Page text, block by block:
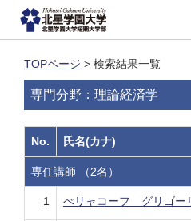
TOPページ > 検索結果一覧
専門分野：理論経済学
No. 氏名(カナ)
専任講師 （2名）
1 べリャコーフ グリゴー